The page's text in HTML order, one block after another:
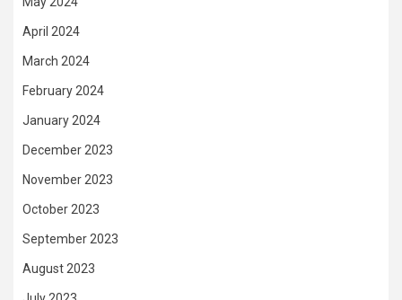
April 2024
March 2024
February 2024
January 2024
December 2023
November 2023
October 2023
September 2023
August 2023